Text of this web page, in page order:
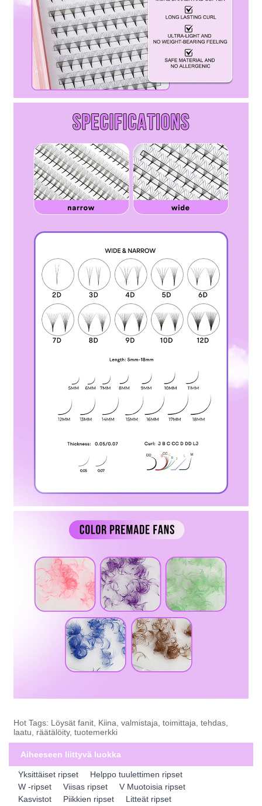
Hot Tags: Löysät fanit, Kiina, valmistaja, toimittaja, tehdas,
laatu, räätälöity, tuotemerkki
Aiheeseen liittyvä luokka
Yksittäiset ripset
Helppo tuulettimen ripset
W -ripset
Viisas ripset
V Muotoisia ripset
Kasvistot
Piikkien ripset
Litteät ripset